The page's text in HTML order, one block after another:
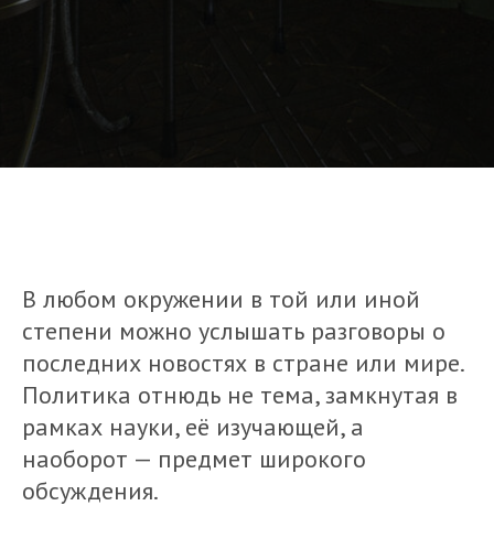
В любом окружении в той или иной
степени можно услышать разговоры о
последних новостях в стране или мире.
Политика отнюдь не тема, замкнутая в
рамках науки, её изучающей, а
наоборот — предмет широкого
обсуждения.